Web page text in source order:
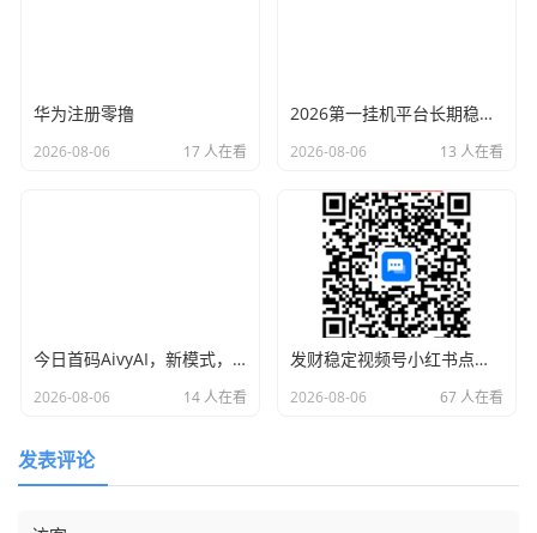
华为注册零撸
2026-08-06 17 人在看
2026第一挂机平台长期稳定，每天可自动赚150左右
2026-08-06 13 人在看
今日首码AivyAI，新模式，新玩法，布局市场 普通人能参与的AI风口，注册送AVAX与新手大礼包，
2026-08-06 14 人在看
发财稳定视频号小红书点赞，全网最稳定绿色的项目，全网一起推
2026-08-06 67 人在看
发表评论